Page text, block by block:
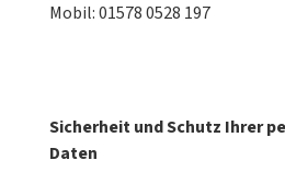
Mobil: 01578 0528 197
Sicherheit und Schutz Ihrer
Daten